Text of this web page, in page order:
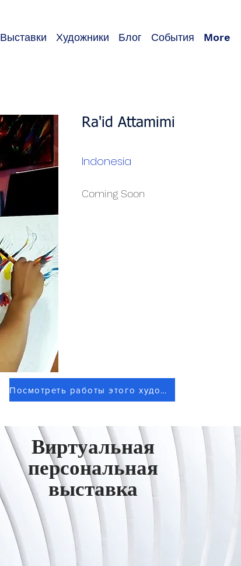
Выставки Художники Блог События More
Ra'id Attamimi
Indonesia
Coming Soon
Посмотреть работы этого художника
Виртуальная
персональная
выставка